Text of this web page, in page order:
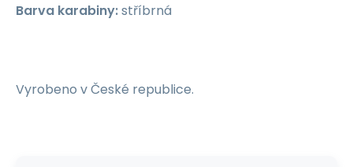
Barva karabiny:stříbrná
Vyrobeno v České republice.